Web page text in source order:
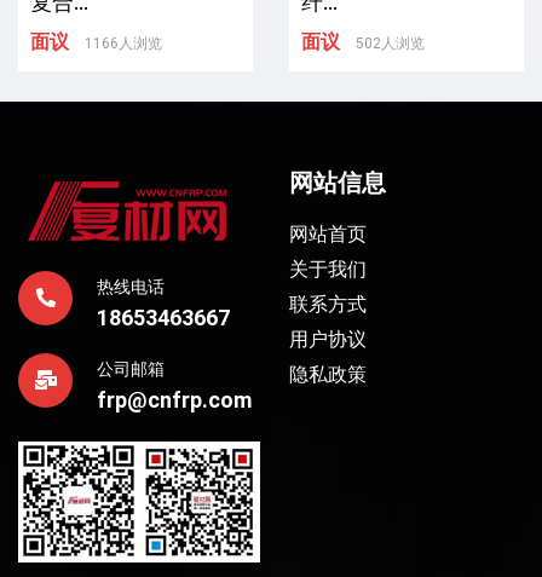
面议 1166人浏览 面议 502人浏览
热线电话
18653463667
公司邮箱
frp@cnfrp.com
网站信息
网站首页
关于我们
联系方式
用户协议
隐私政策